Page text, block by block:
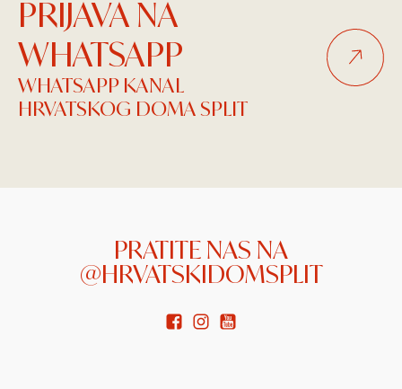
PRIJAVA NA
WHATSAPP
WHATSAPP KANAL
HRVATSKOG DOMA SPLIT
PRATITE NAS NA
@HRVATSKIDOMSPLIT